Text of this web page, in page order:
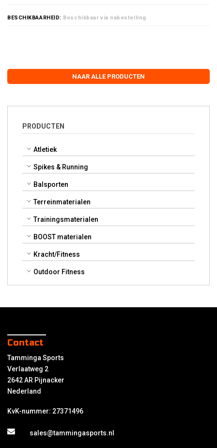
NAAR ALLE PRODUCTEN
PRODUCTEN
Atletiek
Spikes & Running
Balsporten
Terreinmaterialen
Trainingsmaterialen
BOOST materialen
Kracht/Fitness
Outdoor Fitness
BESCHIKBAARHEID: Beschikbaar via nabestelling
Contact
Tamminga Sports
Verlaatweg 2
2642 AR Pijnacker
Nederland
KvK-nummer: 27371496
sales@tammingasports.nl